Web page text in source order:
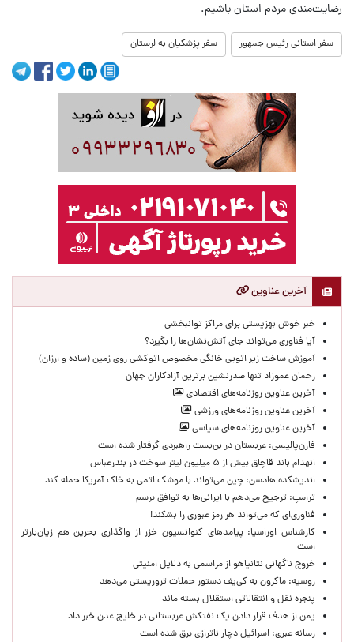
رضایت‌مندی مردم استان باشیم.
سفر استانی رئیس جمهور سفر پزشکیان به لرستان
آخرین عناوین
خبر خوش بهزیستی برای مراکز توانبخشی
آیا فناوری می‌تواند جای آتش‌نشان‌ها را بگیرد؟
آموزش ساخت زیر اتویی خانگی مخصوص اتوکشی روی زمین (ساده و ارزان)
رحمان عموزاد تنها صدرنشین برترین آزادکاران جهان
آخرین عناوین روزنامه‌های اقتصادی
آخرین عناوین روزنامه‌های ورزشی
آخرین عناوین روزنامه‌های سیاسی
فارن‌پالیسی: عربستان در بن‌بست راهبردی گرفتار شده است
انهدام باند قاچاق بیش از ۵ میلیون لیتر سوخت در بندرعباس
اندیشکده هادسن: چین می‌تواند با موشک اتمی به خاک آمریکا حمله کند
ترامپ: ترجیح می‌دهم با ایرانی‌‌ها به توافق برسم
فناوری‌ای که می‌تواند هر رمز عبوری را بشکند!
کارشناس اوراسیا: پیامدهای کنوانسیون خزر از واگذاری بحرین هم زیان‌بارتر
است
خروج ناگهانی نتانیاهو از مراسمی به دلایل امنیتی
روسیه: ماکرون به کی‌یف دستور حملات تروریستی می‌دهد
پنجره‌ نقل و انتقالاتی استقلال بسته ماند
یمن از هدف قرار دادن یک نفتکش عربستانی در خلیج عدن خبر داد
رسانه عبری: اسرائیل دچار ناترازی برق شده است